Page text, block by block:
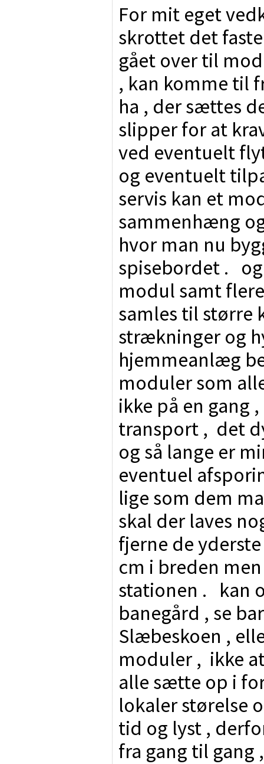
For mit eget
skrottet det
gået over til
, kan komme til
ha , der sættes
slipper for at
ved eventuelt
og eventuelt
servis kan et
sammenhæng
hvor man nu
spisebordet . og
modul samt
samles til større
strækninger og
hjemmeanlæg
moduler som
ikke på en gang
transport , det
og så lange er
eventuel
lige som dem
skal der laves
fjerne de
cm i breden
stationen . kan
banegård , se
Slæbeskoen ,
moduler , ikke
alle sætte op i
lokaler størelse
tid og lyst ,
fra gang til gang ,